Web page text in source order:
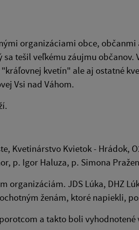
organizáciami obce,
tešil veľkému záujmu občanov.
kvetín" ale aj ostatné
Vsi nad Váhom.
Kvetinárstvo Kvietok - Hrádok,
p. Igor Haluza, p. Simona
organizáciám. JDS Lúka, DHZ
ženám, ktoré napiekli,
a takto boli vyhodnotené